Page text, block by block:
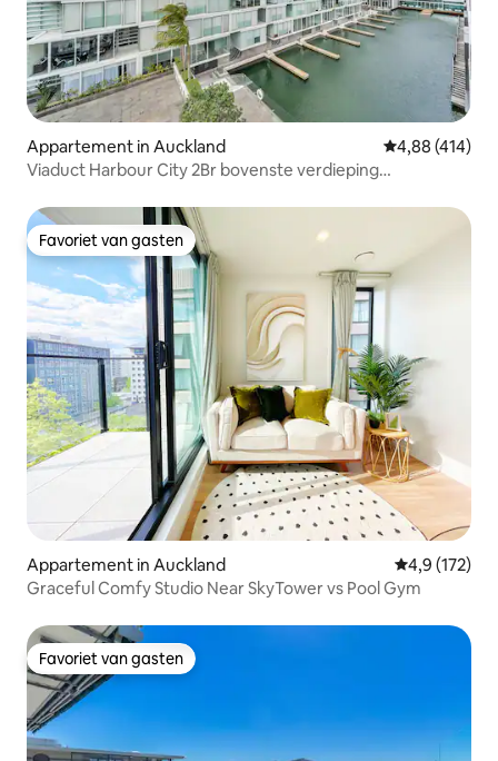
Appartement in Auckland Gemiddelde
4,88 (414)
Viaduct Harbour City 2Br bovenste verdieping
Favoriet van gasten
Favoriet van gasten
Appartement in Auckland Gemiddelde
4,9 (172)
Graceful Comfy Studio Near SkyTower vs Pool Gym
Favoriet van gasten
Favoriet van gasten